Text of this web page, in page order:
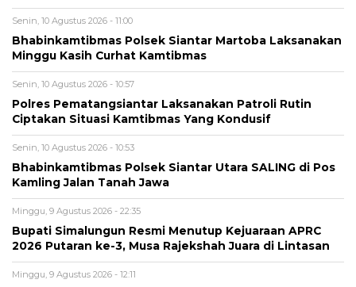
Senin, 10 Agustus 2026 - 11:00
Bhabinkamtibmas Polsek Siantar Martoba Laksanakan
Minggu Kasih Curhat Kamtibmas
Senin, 10 Agustus 2026 - 10:57
Polres Pematangsiantar Laksanakan Patroli Rutin
Ciptakan Situasi Kamtibmas Yang Kondusif
Senin, 10 Agustus 2026 - 10:53
Bhabinkamtibmas Polsek Siantar Utara SALING di Pos
Kamling Jalan Tanah Jawa
Minggu, 9 Agustus 2026 - 22:35
Bupati Simalungun Resmi Menutup Kejuaraan APRC
2026 Putaran ke-3, Musa Rajekshah Juara di Lintasan
Minggu, 9 Agustus 2026 - 12:11